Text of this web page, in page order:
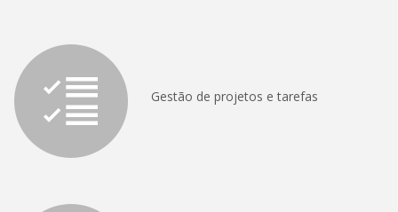
Gestão de projetos e tarefas